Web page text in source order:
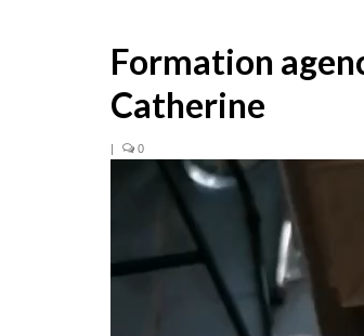
Formation
Catherine
| 0